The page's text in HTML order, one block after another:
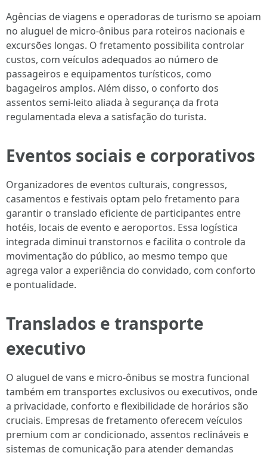
Agências de viagens e operadoras de turismo se apoiam
no aluguel de micro-ônibus para roteiros nacionais e
excursões longas. O fretamento possibilita controlar
custos, com veículos adequados ao número de
passageiros e equipamentos turísticos, como
bagageiros amplos. Além disso, o conforto dos
assentos semi-leito aliada à segurança da frota
regulamentada eleva a satisfação do turista.
Eventos sociais e corporativos
Organizadores de eventos culturais, congressos,
casamentos e festivais optam pelo fretamento para
garantir o translado eficiente de participantes entre
hotéis, locais de evento e aeroportos. Essa logística
integrada diminui transtornos e facilita o controle da
movimentação do público, ao mesmo tempo que
agrega valor a experiência do convidado, com conforto
e pontualidade.
Translados e transporte
executivo
O aluguel de vans e micro-ônibus se mostra funcional
também em transportes exclusivos ou executivos, onde
a privacidade, conforto e flexibilidade de horários são
cruciais. Empresas de fretamento oferecem veículos
premium com ar condicionado, assentos reclináveis e
sistemas de comunicação para atender demandas